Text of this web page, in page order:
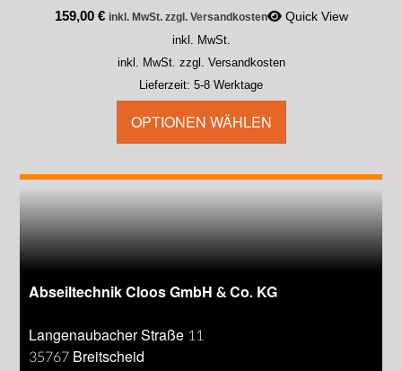
159,00 € inkl. MwSt. zzgl. Versandkosten Quick View
inkl. MwSt.
inkl. MwSt. zzgl. Versandkosten
Lieferzeit: 5-8 Werktage
OPTIONEN WÄHLEN
Abseiltechnik Cloos GmbH & Co. KG
Langenaubacher Straße 11
35767 Breitscheid